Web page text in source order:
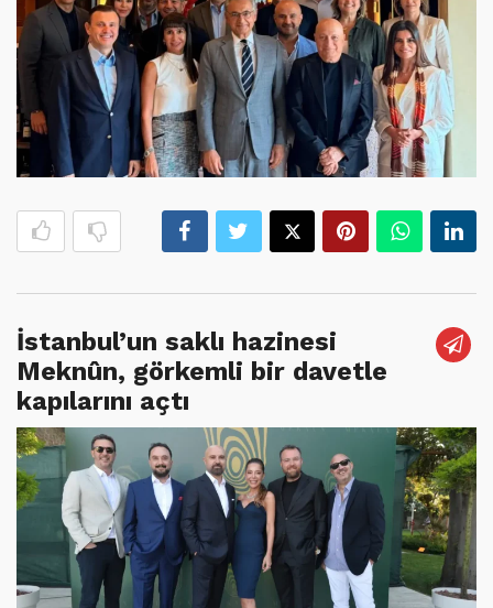
İstanbul’un saklı hazinesi
Meknûn, görkemli bir davetle
kapılarını açtı